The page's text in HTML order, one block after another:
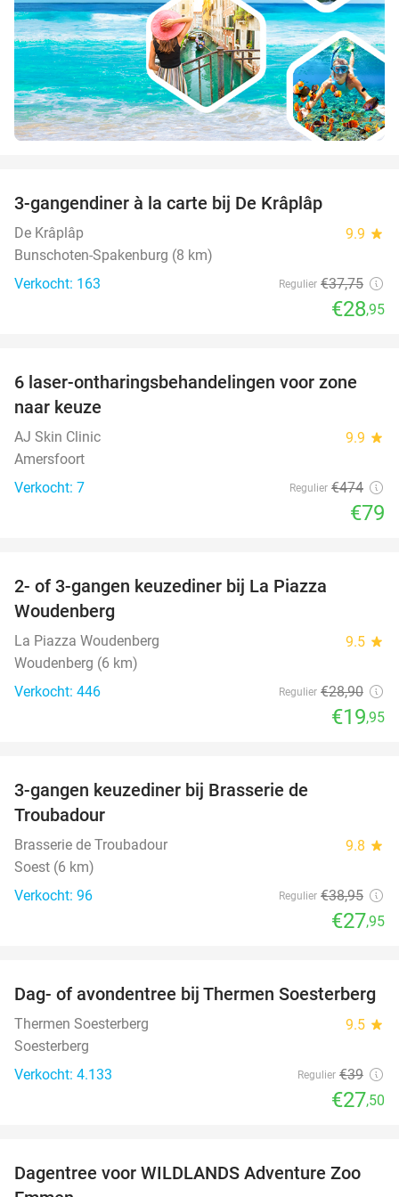
3-gangendiner à la carte bij De Krâplâp
De Krâplâp 9.9 star
Bunschoten-Spakenburg (8 km)
Verkocht: 163
Regulier €37,75
€28,95
83%
6 laser-ontharingsbehandelingen voor zone
naar keuze
AJ Skin Clinic 9.9 star
Amersfoort
Verkocht: 7
Regulier €474
€79
2- of 3-gangen keuzediner bij La Piazza
Woudenberg
La Piazza Woudenberg 9.5 star
Woudenberg (6 km)
Verkocht: 446
Regulier €28,90
€19,95
3-gangen keuzediner bij Brasserie de
Troubadour
Brasserie de Troubadour 9.8 star
Soest (6 km)
Verkocht: 96
Regulier €38,95
€27,95
29%
Dag- of avondentree bij Thermen Soesterberg
Thermen Soesterberg 9.5 star
Soesterberg
Verkocht: 4.133
Regulier €39
€27,50
24%
Dagentree voor WILDLANDS Adventure Zoo